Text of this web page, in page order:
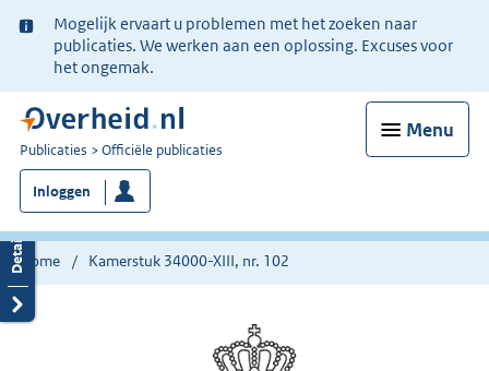
Ter
informatie:
Mogelijk ervaart u problemen met het zoeken naar
publicaties. We werken aan een oplossing. Excuses voor
het ongemak.
Menu
U
bent
nu
hier:
Publicaties Officiële publicaties
Inloggen
Home Kamerstuk 34000-XIII, nr. 102